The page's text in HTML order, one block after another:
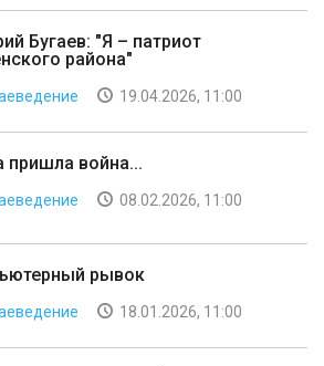
Бугаев: "Я – патриот
района"
19.04.2026, 11:00
пришла война...
08.02.2026, 11:00
рывок
18.01.2026, 11:00